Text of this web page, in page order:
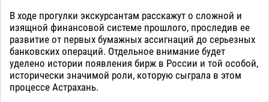
В ходе прогулки экскурсантам расскажут о сложной и
изящной финансовой системе прошлого, проследив ее
развитие от первых бумажных ассигнаций до серьезных
банковских операций. Отдельное внимание будет
уделено истории появления бирж в России и той особой,
исторически значимой роли, которую сыграла в этом
процессе Астрахань.